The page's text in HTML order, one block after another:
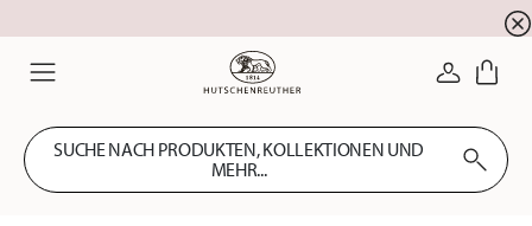
SUCHE NACH PRODUKTEN, KOLLEKTIONEN UND
MEHR...